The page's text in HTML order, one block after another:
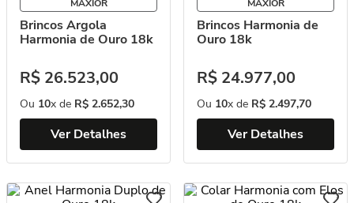
MAXIOR
Brincos Argola
Harmonia de Ouro 18k
R$ 26.523,00
Ou 10x de R$ 2.652,30
Ver Detalhes
MAXIOR
Brincos Harmonia de
Ouro 18k
R$ 24.977,00
Ou 10x de R$ 2.497,70
Ver Detalhes